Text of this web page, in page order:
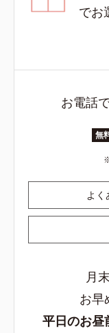
でお
お電話
無
よく
月
お早
平日のお昼